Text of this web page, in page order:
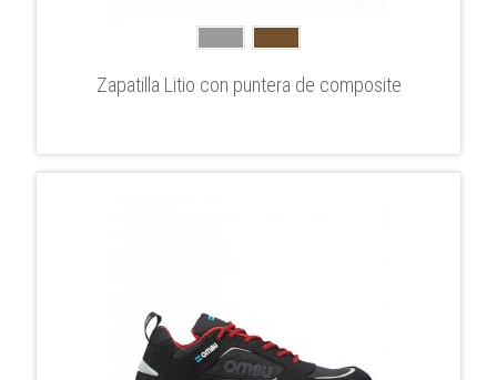
Zapatilla Litio con puntera de composite